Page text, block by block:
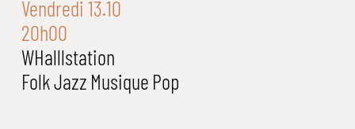
Vendredi 13.10
20h00
WHalllstation
FolkJazz Musique Pop